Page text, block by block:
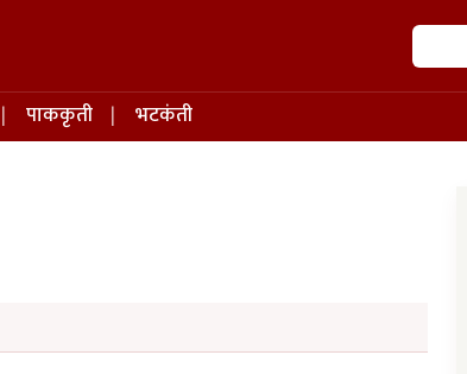
शोध
पाककृती
भटकंती